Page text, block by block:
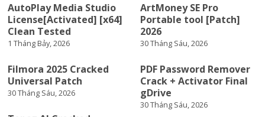
AutoPlay Media Studio
License[Activated] [x64]
Clean Tested
1 Tháng Bảy, 2026
ArtMoney SE Pro
Portable tool [Patch]
2026
30 Tháng Sáu, 2026
Filmora 2025 Cracked
Universal Patch
30 Tháng Sáu, 2026
PDF Password Remover
Crack + Activator Final
gDrive
30 Tháng Sáu, 2026